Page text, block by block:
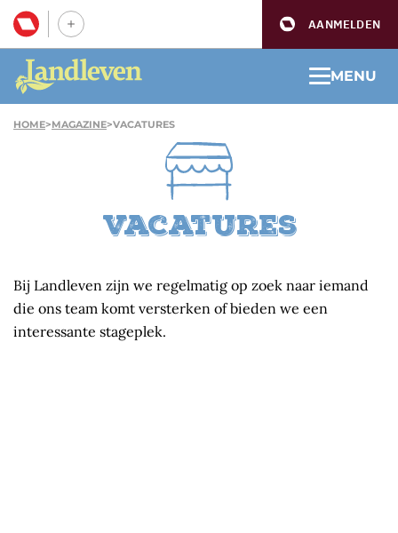
AANMELDEN
MENU
HOME>MAGAZINE>VACATURES
Vacatures
Bij Landleven zijn we regelmatig op zoek naar iemand
die ons team komt versterken of bieden we een
interessante stageplek.